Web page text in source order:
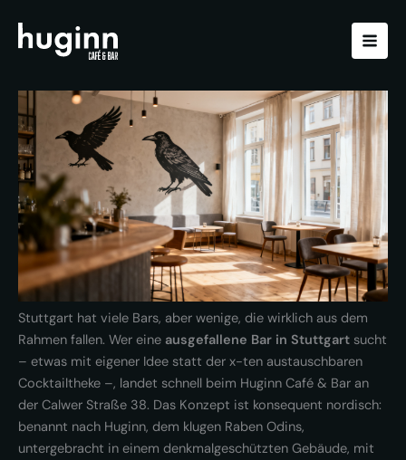
Inhalt
springen
Stuttgart hat viele Bars, aber wenige, die wirklich aus dem
Rahmen fallen. Wer eine ausgefallene Bar in Stuttgart sucht
– etwas mit eigener Idee statt der x-ten austauschbaren
Cocktailtheke –, landet schnell beim Huginn Café & Bar an
der Calwer Straße 38. Das Konzept ist konsequent nordisch:
benannt nach Huginn, dem klugen Raben Odins,
untergebracht in einem denkmalgeschützten Gebäude, mit